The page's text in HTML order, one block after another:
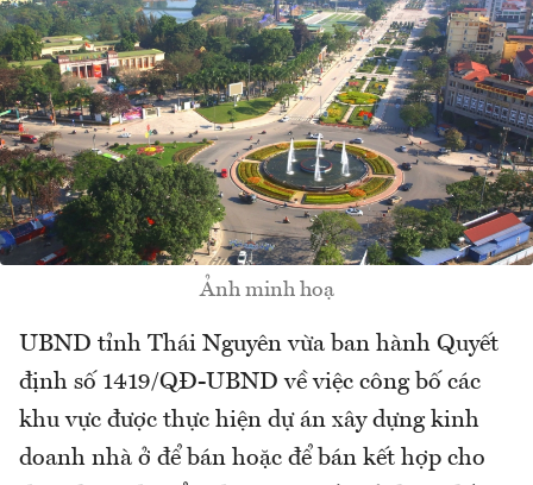
Ảnh minh hoạ
UBND tỉnh Thái Nguyên vừa ban hành Quyết
định số 1419/QĐ-UBND về việc công bố các
khu vực được thực hiện dự án xây dựng kinh
doanh nhà ở để bán hoặc để bán kết hợp cho